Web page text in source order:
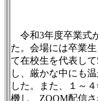
令和3年度卒業式
た。会場には卒業
て在校生を代表し
し、厳かな中にも
した。また、１～
機し、ZOOM配信